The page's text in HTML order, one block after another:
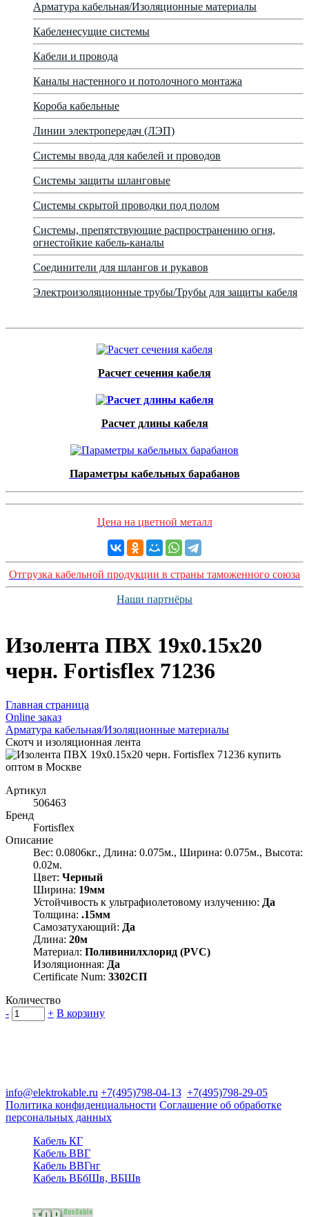
Арматура кабельная/Изоляционные материалы
Кабеленесущие системы
Кабели и провода
Каналы настенного и потолочного монтажа
Короба кабельные
Линии электропередач (ЛЭП)
Системы ввода для кабелей и проводов
Системы защиты шланговые
Системы скрытой проводки под полом
Системы, препятствующие распространению огня,
огнестойкие кабель-каналы
Соединители для шлангов и рукавов
Электроизоляционные трубы/Трубы для защиты кабеля
Расчет сечения кабеля
Расчет длины кабеля
Параметры кабельных барабанов
Цена на цветной металл
Отгрузка кабельной продукции в страны таможенного союза
Наши партнёры
Изолента ПВХ 19х0.15х20
черн. Fortisflex 71236
Главная страница
Оnline заказ
Арматура кабельная/Изоляционные материалы
Скотч и изоляционная лента
Артикул
506463
Бренд
Fortisflex
Описание
Вес: 0.0806кг., Длина: 0.075м., Ширина: 0.075м., Высота:
0.02м.
Цвет: Черный
Ширина: 19мм
Устойчивость к ультрафиолетовому излучению: Да
Толщина: .15мм
Самозатухающий: Да
Длина: 20м
Материал: Поливинилхлорид (PVC)
Изоляционная: Да
Certificate Num: 3302СП
Количество
-
+ В корзину
info@elektrokable.ru +7(495)798-04-13 +7(495)798-29-05
Политика конфиденциальности Соглашение об обработке
персональных данных
Кабель КГ
Кабель ВВГ
Кабель ВВГнг
Кабель ВБбШв, ВБШв